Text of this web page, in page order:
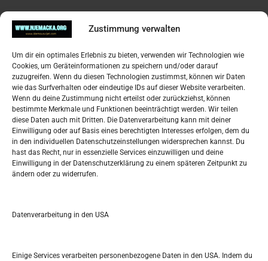
Zustimmung verwalten
Um dir ein optimales Erlebnis zu bieten, verwenden wir Technologien wie
Cookies, um Geräteinformationen zu speichern und/oder darauf
zuzugreifen. Wenn du diesen Technologien zustimmst, können wir Daten
wie das Surfverhalten oder eindeutige IDs auf dieser Website verarbeiten.
Wenn du deine Zustimmung nicht erteilst oder zurückziehst, können
bestimmte Merkmale und Funktionen beeinträchtigt werden. Wir teilen
diese Daten auch mit Dritten. Die Datenverarbeitung kann mit deiner
Einwilligung oder auf Basis eines berechtigten Interesses erfolgen, dem du
in den individuellen Datenschutzeinstellungen widersprechen kannst. Du
hast das Recht, nur in essenzielle Services einzuwilligen und deine
Einwilligung in der Datenschutzerklärung zu einem späteren Zeitpunkt zu
ändern oder zu widerrufen.
Datenverarbeitung in den USA
Einige Services verarbeiten personenbezogene Daten in den USA. Indem du
Pregled
Datenschutzerklärung
Widerufsbelehrung
Oglašavanje / Postavite svoj oglas
Tko je “Idemo u Svijet – Njemačka?
Pretražite stranicu:
S
JUNI 2017